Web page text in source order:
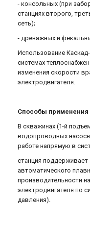
- консольных (при
станциях второго,
сеть);
- дренажных и
Использование
системах
изменения скорости
электродвигателя.
Способы применения
В скважинах (1-й
водопроводных
работе напрямую в
станция поддерживает
автоматического
производительности
электродвигателя по
давления).